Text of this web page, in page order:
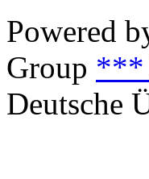
Powered
Group ***
Deutsche